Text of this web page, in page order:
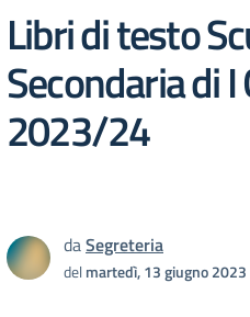
Libri di testo
Secondaria di I
2023/24
daSegreteria
delmartedì, 13 giugno 2023